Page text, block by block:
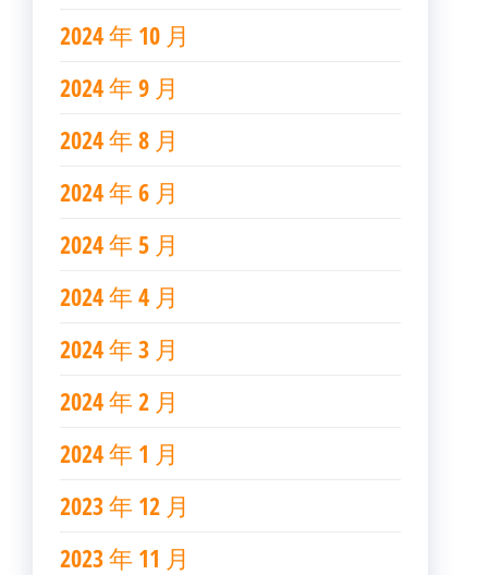
2024 年 10 月
2024 年 9 月
2024 年 8 月
2024 年 6 月
2024 年 5 月
2024 年 4 月
2024 年 3 月
2024 年 2 月
2024 年 1 月
2023 年 12 月
2023 年 11 月